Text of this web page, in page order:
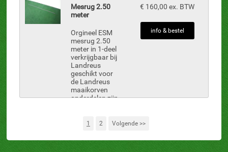
afbeelding is
een 2.50 meter
Mesrug 2.50
meter
Orgineel ESM
mesrug 2.50
meter in 1-deel
verkrijgbaar bij
Landreus
geschikt voor
de Landreus
maaikorven
onderdelen zijn
afbeelding is
mesrug.
€ 160,00 ex. BTW
info & bestel
1 2 Volgende >>